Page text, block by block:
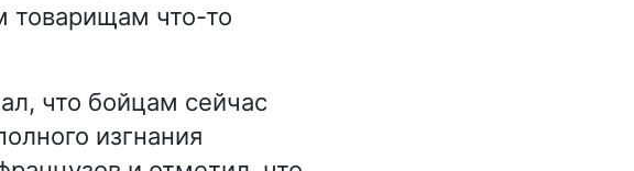
товарищам что-то
что бойцам сейчас
изгнания